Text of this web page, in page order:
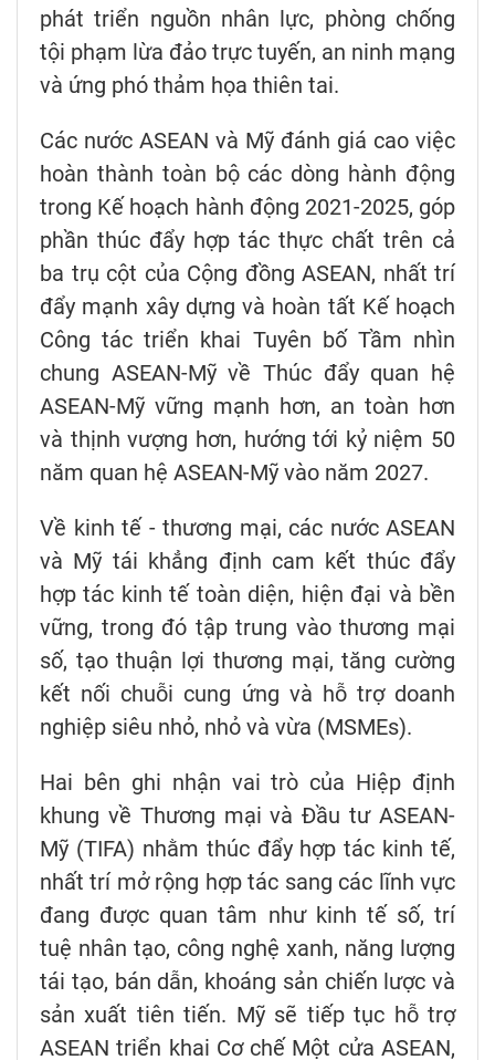
phát triển nguồn nhân lực, phòng chống
tội phạm lừa đảo trực tuyến, an ninh mạng
và ứng phó thảm họa thiên tai.
Các nước ASEAN và Mỹ đánh giá cao việc
hoàn thành toàn bộ các dòng hành động
trong Kế hoạch hành động 2021-2025, góp
phần thúc đẩy hợp tác thực chất trên cả
ba trụ cột của Cộng đồng ASEAN, nhất trí
đẩy mạnh xây dựng và hoàn tất Kế hoạch
Công tác triển khai Tuyên bố Tầm nhìn
chung ASEAN-Mỹ về Thúc đẩy quan hệ
ASEAN-Mỹ vững mạnh hơn, an toàn hơn
và thịnh vượng hơn, hướng tới kỷ niệm 50
năm quan hệ ASEAN-Mỹ vào năm 2027.
Về kinh tế - thương mại, các nước ASEAN
và Mỹ tái khẳng định cam kết thúc đẩy
hợp tác kinh tế toàn diện, hiện đại và bền
vững, trong đó tập trung vào thương mại
số, tạo thuận lợi thương mại, tăng cường
kết nối chuỗi cung ứng và hỗ trợ doanh
nghiệp siêu nhỏ, nhỏ và vừa (MSMEs).
Hai bên ghi nhận vai trò của Hiệp định
khung về Thương mại và Đầu tư ASEAN-
Mỹ (TIFA) nhằm thúc đẩy hợp tác kinh tế,
nhất trí mở rộng hợp tác sang các lĩnh vực
đang được quan tâm như kinh tế số, trí
tuệ nhân tạo, công nghệ xanh, năng lượng
tái tạo, bán dẫn, khoáng sản chiến lược và
sản xuất tiên tiến. Mỹ sẽ tiếp tục hỗ trợ
ASEAN triển khai Cơ chế Một cửa ASEAN,